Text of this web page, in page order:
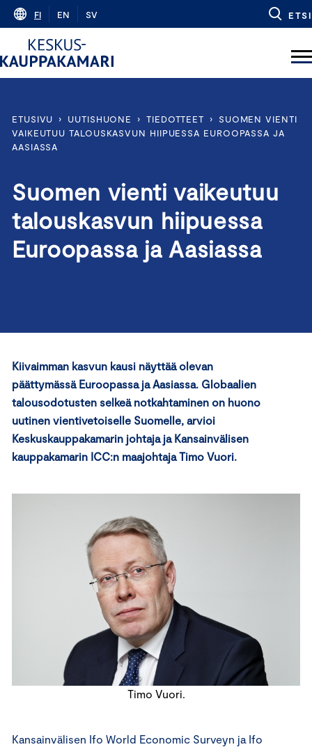
Skip
content
FI EN SV ETSI
ETUSIVU › UUTISHUONE › TIEDOTTEET ›
SUOMEN VIENTI
VAIKEUTUU TALOUSKASVUN HIIPUESSA EUROOPASSA JA
AASIASSA
Suomen vienti vaikeutuu
talouskasvun hiipuessa
Euroopassa ja Aasiassa
Kiivaimman kasvun kausi näyttää olevan
päättymässä Euroopassa ja Aasiassa. Globaalien
talousodotusten selkeä notkahtaminen on huono
uutinen vientivetoiselle Suomelle, arvioi
Keskuskauppakamarin johtaja ja Kansainvälisen
kauppakamarin ICC:n maajohtaja Timo Vuori.
Timo Vuori.
Kansainvälisen Ifo World Economic Surveyn ja Ifo